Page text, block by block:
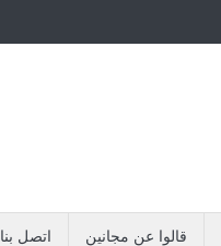
قالوا عن مجانين اتصل بنا